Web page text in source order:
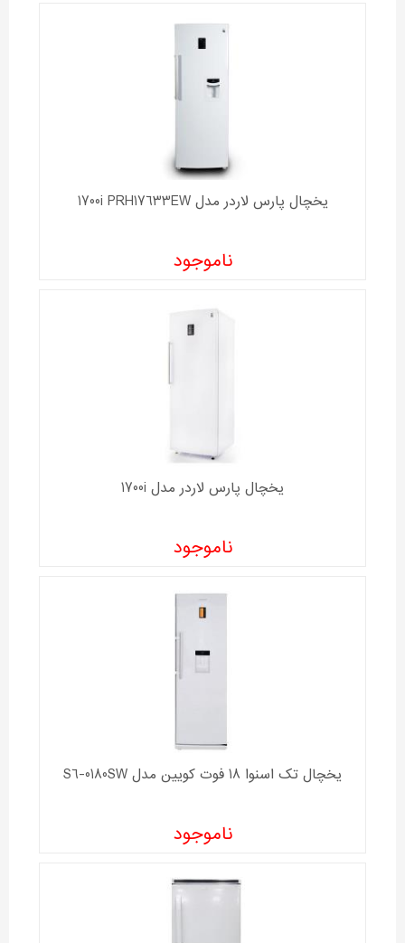
یخچال پارس لاردر مدل 1700i PRH17633EW
ناموجود
یخچال پارس لاردر مدل 1700i
ناموجود
یخچال تک اسنوا 18 فوت کویین مدل S6-0180SW
ناموجود